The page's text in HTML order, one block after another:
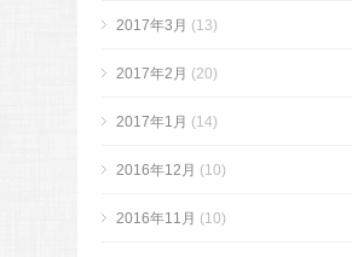
2017年3月 (13)
2017年2月 (20)
2017年1月 (14)
2016年12月 (10)
2016年11月 (10)